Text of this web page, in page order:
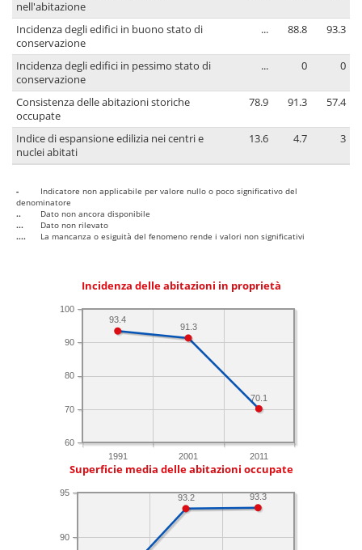
nell'abitazione
Incidenza degli edifici in buono stato di
conservazione
... 88.8 93.3
Incidenza degli edifici in pessimo stato di
conservazione
... 0 0
Consistenza delle abitazioni storiche
occupate
78.9 91.3 57.4
Indice di espansione edilizia nei centri e
nuclei abitati
13.6 4.7 3
-
Indicatore non applicabile per valore nullo o poco significativo del
denominatore
..
Dato non ancora disponibile
...
Dato non rilevato
....
La mancanza o esiguità del fenomeno rende i valori non significativi
Incidenza delle abitazioni in proprietà
1991 2001 2011
60
70
80
90
100
70.1
91.3
93.4
Superficie media delle abitazioni occupate
90
95 93.3
93.2